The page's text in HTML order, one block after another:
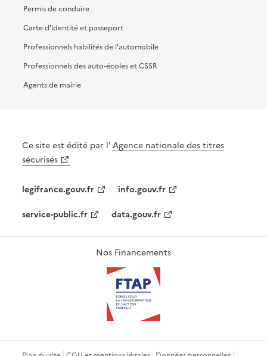
Permis de conduire
Carte d'identité et passeport
Professionnels habilités de l'automobile
Professionnels des auto-écoles et CSSR
Agents de mairie
Ce site est édité par l'Agence nationale des titres
sécurisés
legifrance.gouv.fr
info.gouv.fr
service-public.fr
data.gouv.fr
Nos Financements